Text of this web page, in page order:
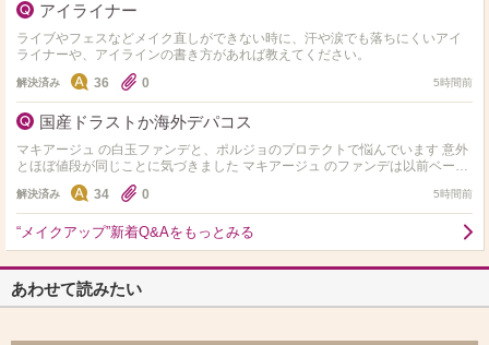
アイライナー
ライブやフェスなどメイク直しができない時に、汗や涙でも落ちにくいアイ
ライナーや、アイラインの書き方があれば教えてください。
解決済み 36 0 5時間前
国産ドラストか海外デパコス
マキアージュ の白玉ファンデと、ポルジョのプロテクトで悩んでいます 意外
とほぼ値段が同じことに気づきました マキアージュ のファンデは以前ベージ
ュの方を買ったことがあり、手でテキトーに塗ると鼻…
解決済み 34 0 5時間前
“メイクアップ”新着Q&Aをもっとみる
あわせて読みたい